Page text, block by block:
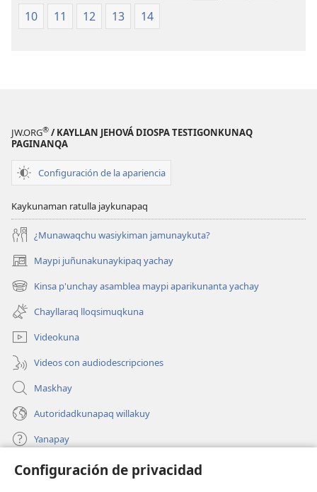
Configuración de privacidad
10
11 12 13 14
JW.ORG® / KAYLLAN JEHOVÁ DIOSPA TESTIGONKUNAQ
PAGINANQA
Configuración de la apariencia
Kaykunaman ratulla jaykunapaq
¿Munawaqchu wasiykiman jamunaykuta?
Maypi juñunakunaykipaq yachay
(abre
una
nueva
ventana)
Kinsa p'unchay asamblea maypi aparikunanta yachay
(abre
una
nueva
ventana)
Chayllaraq lloqsimuqkuna
Videokuna
Videos con audiodescripciones
Maskhay
Autoridadkunapaq willakuy
Yanapay
Donacionta churanapaq